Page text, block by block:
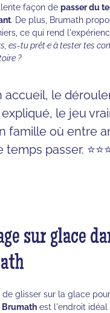
façon depasser du
. De plus, Brumath
ce qui rend
es-tu prêt·e à tester tes
?
accueil, le
le jeu
famille où entre
passer.
sur glace
glisser sur la glace
Brumath est l'endroit